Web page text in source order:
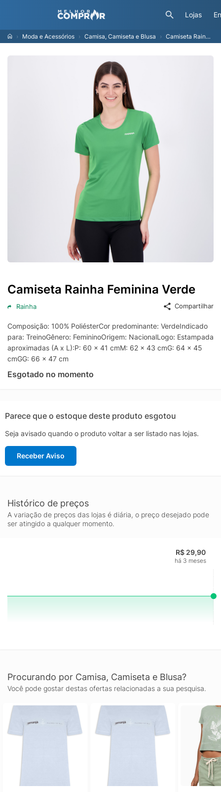
Lojas
Moda e Acessórios Camisa, Camiseta e Blusa Camiseta Rainha Feminina Verde
Camiseta Rainha Feminina Verde
Rainha Compartilhar
Composição: 100% PoliésterCor predominante: VerdeIndicado
para: TreinoGênero: FemininoOrigem: NacionalLogo:
aproximadas (A x L):P: 60 x 41 cmM: 62 x 43 cmG: 64 x 45
cmGG: 66 x 47 cm
Esgotado no momento
Parece que o estoque deste produto esgotou
Seja avisado quando o produto voltar a ser listado nas lojas.
Receber Aviso
Histórico de preços
A variação de preços das lojas é diária, o preço desejado pode
ser atingido a qualquer momento.
R$ 29,90
há 3 meses
Procurando por Camisa, Camiseta e Blusa?
Você pode gostar destas ofertas relacionadas a sua pesquisa.